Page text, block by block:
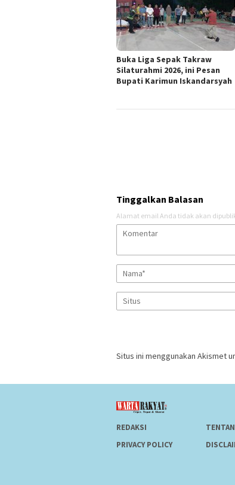
Buka Liga Sepak Takraw
Silaturahmi 2026, ini Pesan
Bupati Karimun Iskandarsyah
Tinggalkan Balasan
Alamat email Anda tidak akan
Situs ini menggunakan Akismet
REDAKSI
PRIVACY POLICY